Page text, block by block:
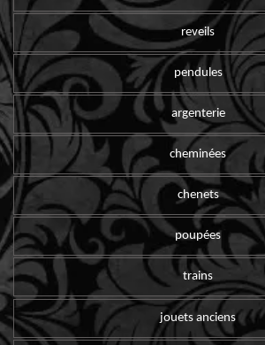
reveils
pendules
argenterie
cheminées
chenets
poupées
trains
jouets anciens